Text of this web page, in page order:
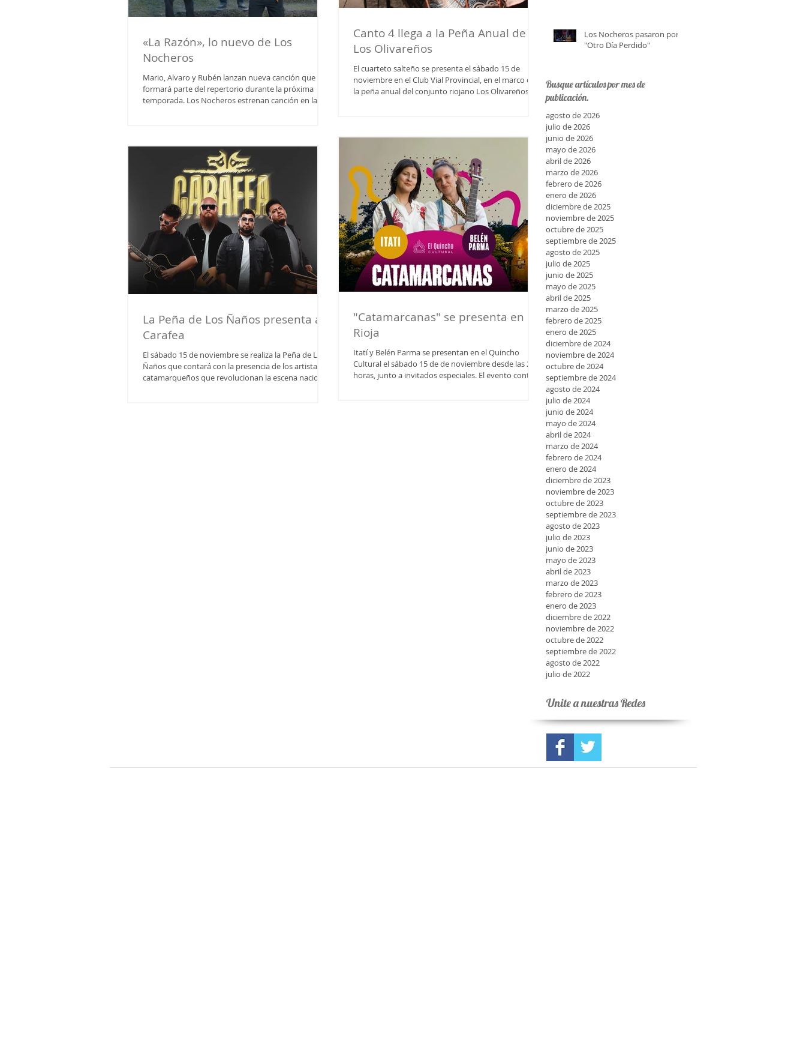
«La Razón», lo nuevo de Los
Nocheros
Mario, Alvaro y Rubén lanzan nueva canción que
formará parte del repertorio durante la próxima
temporada. Los Nocheros estrenan canción en las
Musik" y Guillermo Perez "One Sound" . La
producción audiovisual de los salteños narra el
desgaste rutinario de una pareja ( Camila Garófalo y
Ramiro Roy ). A pesar de eso, La Razó
Canto 4 llega a la Peña Anual de
Los Olivareños
El cuarteto salteño se presenta el sábado 15 de
noviembre en el Club Vial Provincial, en el marco de
la peña anual del conjunto riojano Los Olivareños.
Isidro), desde las 22 horas. Allí actuarán Los
Con el Alma, Noelia bustamante y desde Salta Canto
4 . Cabe destacar que en el lugar habrá
La Peña de Los Ñaños presenta a
Carafea
El sábado 15 de noviembre se realiza la Peña de Los
Ñaños que contará con la presencia de los artistas
catamarqueños que revolucionan la escena nacional,
"Catamarcanas" se presenta en La
Rioja
Itatí y Belén Parma se presentan en el Quincho
Cultural el sábado 15 de de noviembre desde las 21
horas, junto a invitados especiales. El evento contará
Los Nocheros pasaron por
"Otro Día Perdido"
Busque artículos por mes de
publicación.
agosto de 2026
julio de 2026
junio de 2026
mayo de 2026
abril de 2026
marzo de 2026
febrero de 2026
enero de 2026
diciembre de 2025
noviembre de 2025
octubre de 2025
septiembre de 2025
agosto de 2025
julio de 2025
junio de 2025
mayo de 2025
abril de 2025
marzo de 2025
febrero de 2025
enero de 2025
diciembre de 2024
noviembre de 2024
octubre de 2024
septiembre de 2024
agosto de 2024
julio de 2024
junio de 2024
mayo de 2024
abril de 2024
marzo de 2024
febrero de 2024
enero de 2024
diciembre de 2023
noviembre de 2023
octubre de 2023
septiembre de 2023
agosto de 2023
julio de 2023
junio de 2023
mayo de 2023
abril de 2023
marzo de 2023
febrero de 2023
enero de 2023
diciembre de 2022
noviembre de 2022
octubre de 2022
septiembre de 2022
agosto de 2022
julio de 2022
Unite a nuestras Redes